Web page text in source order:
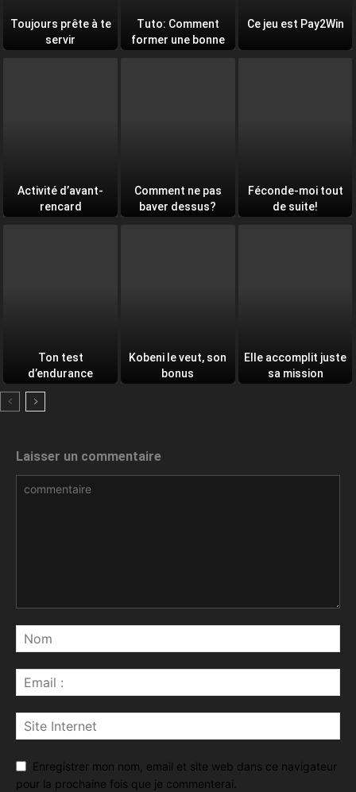
Toujours prête à te
servir
Tuto: Comment
former une bonne
Ce jeu est Pay2Win
Activité d’avant-
rencard
Comment ne pas
baver dessus?
Féconde-moi tout
de suite!
Ton test
d’endurance
quotidien
Kobeni le veut, son
bonus
Elle accomplit juste
sa mission
Laisser un commentaire
Enregistrer mon nom, email et site web dans ce navigateur
pour la prochaine fois que je commenterai.